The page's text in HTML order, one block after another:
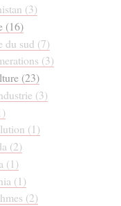
(3)
(16)
du sud (7)
(3)
(23)
(3)
(1)
(2)
(1)
(1)
(2)